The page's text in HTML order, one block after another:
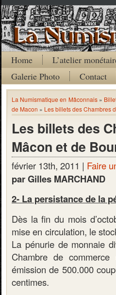
Home L’atelier
Galerie Photo
Contact
La Numismatique en Mâconnais»
de Macon » Les billets des Chambres
Les billets des
Mâcon et de
février 13th, 2011 | Faire
par Gilles MARCHAND
2- La persistance de la
Dès la fin du mois
mise en circulation, le
La pénurie de monnaie
Chambre de
émission de 500.000
centimes.